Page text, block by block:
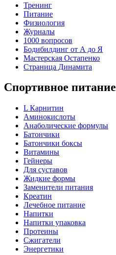
Тренинг
Питание
Физиология
Журналы
1000 вопросов
Бодибилдинг от А до Я
Мастерская Остапенко
Страница Динамита
Спортивное питание
L Карнитин
Аминокислоты
Анаболические формулы
Батончики
Батончики боксы
Витамины
Гейнеры
Для суставов
Жидкие формы
Заменители питания
Креатин
Лечебное питание
Напитки
Напитки упаковка
Протеины
Сжигатели
Энергетики